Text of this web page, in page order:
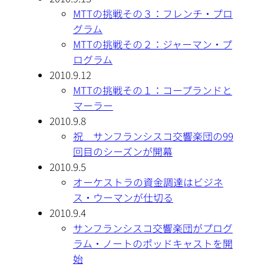
MTTの挑戦その３：フレンチ・プロ
グラム
MTTの挑戦その２：ジャーマン・プ
ログラム
2010.9.12
MTTの挑戦その１：コープランドと
マーラー
2010.9.8
祝 サンフランシスコ交響楽団の99
回目のシーズンが開幕
2010.9.5
オーケストラの資金調達はビジネ
ス・ウーマンが仕切る
2010.9.4
サンフランシスコ交響楽団がプログ
ラム・ノートのポッドキャストを開
始